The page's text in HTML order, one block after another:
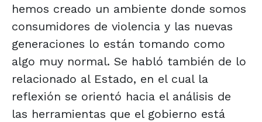
hemos creado un ambiente donde somos
consumidores de violencia y las nuevas
generaciones lo están tomando como
algo muy normal. Se habló también de lo
relacionado al Estado, en el cual la
reflexión se orientó hacia el análisis de
las herramientas que el gobierno está